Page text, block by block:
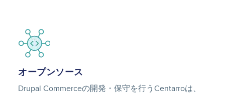
Image
オープンソース
Drupal Commerceの開発・保守を行うCentarroは、